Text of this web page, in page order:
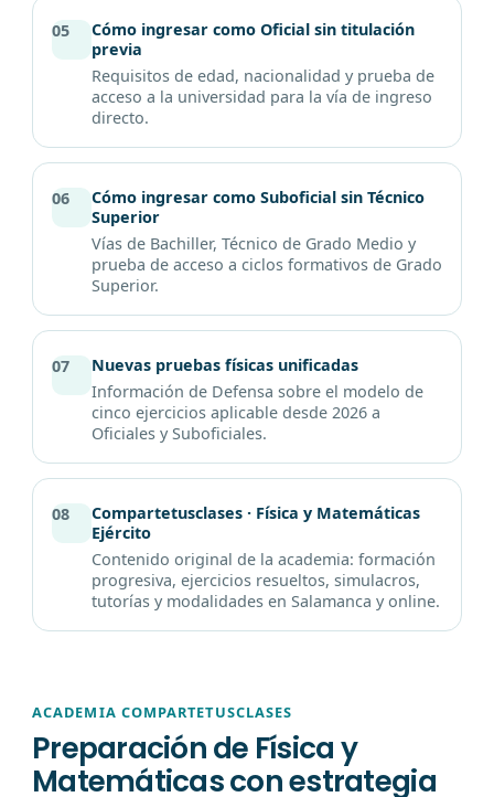
05
Cómo ingresar como Oficial sin titulación
previa
Requisitos de edad, nacionalidad y prueba de
acceso a la universidad para la vía de ingreso
directo.
06
Cómo ingresar como Suboficial sin Técnico
Superior
Vías de Bachiller, Técnico de Grado Medio y
prueba de acceso a ciclos formativos de Grado
Superior.
07
Nuevas pruebas físicas unificadas
Información de Defensa sobre el modelo de
cinco ejercicios aplicable desde 2026 a
Oficiales y Suboficiales.
08
Compartetusclases · Física y Matemáticas
Ejército
Contenido original de la academia: formación
progresiva, ejercicios resueltos, simulacros,
tutorías y modalidades en Salamanca y online.
ACADEMIA COMPARTETUSCLASES
Preparación de Física y
Matemáticas con estrategia